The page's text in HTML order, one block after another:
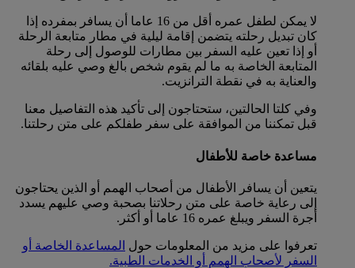
لا يمكن لطفل عمره أقل من 16 عاما أن يسافر بمفرده إذا
كان تبديل رحلته يتضمن إقامة ليلية في مطار متابعة الرحلة
أو إذا تعين عليه السفر بين مطارات للوصول إلى رحلة
المتابعة الخاصة به ما لم يقوم شخص بالغ وصي عليه بلقائه
والعناية به في نقطة الترانزيت.
وفي كلتا الحالتين، ستحتاجون إلى تأكيد هذه التفاصيل معنا
قبل تمكننا من الموافقة على سفر طفلكم على متن رحلتنا.
مساعدة خاصة للأطفال
يتعين أن يسافر الأطفال من أصحاب الهمم أو الذين يحتاجون
إلى رعاية خاصة على متن رحلاتنا بصحبة وصي عليهم يسدد
أجرة السفر ويبلغ عمره 16 عاما أو أكثر.
تعرفوا على مزيد من المعلومات حول المساعدة الخاصة أو
السفر لأصحاب الهمم أو الخدمات الطبية.